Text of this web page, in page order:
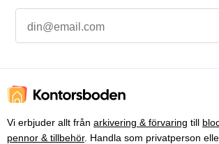
Vi erbjuder allt från arkivering & förvaring till
pennor & tillbehör. Handla som privatperson